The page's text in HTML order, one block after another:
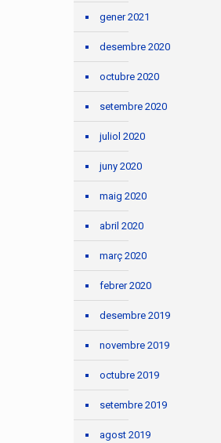
gener 2021
desembre 2020
octubre 2020
setembre 2020
juliol 2020
juny 2020
maig 2020
abril 2020
març 2020
febrer 2020
desembre 2019
novembre 2019
octubre 2019
setembre 2019
agost 2019